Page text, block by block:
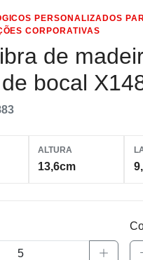
PERSONALIZADOS
CORPORATIVAS
de
bocal
ALTURA
13,6cm